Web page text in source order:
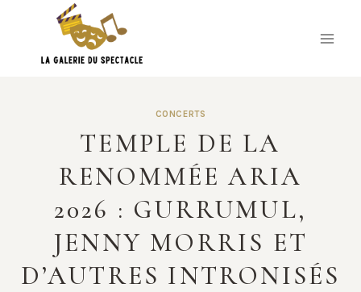
content
CONCERTS
TEMPLE DE LA
RENOMMÉE ARIA
2026 : GURRUMUL,
JENNY MORRIS ET
D’AUTRES INTRONISÉS